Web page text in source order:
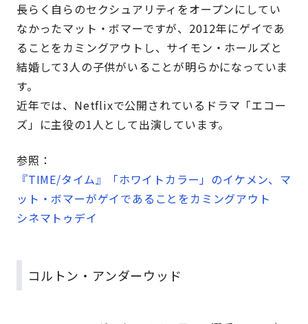
長らく自らのセクシュアリティをオープンにしてい
なかったマット・ボマーですが、2012年にゲイであ
ることをカミングアウトし、サイモン・ホールズと
結婚して3人の子供がいることが明らかになっていま
す。
近年では、Netflixで公開されているドラマ「エコー
ズ」に主役の1人として出演しています。
参照：
『TIME/タイム』「ホワイトカラー」のイケメン、マ
ット・ボマーがゲイであることをカミングアウト
シネマトゥデイ
コルトン・アンダーウッド